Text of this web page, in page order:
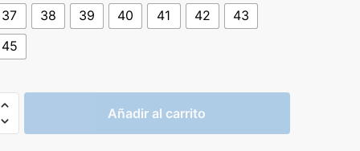
era:
290,90€.
es:
37 38 39 40 41 42
43
45
Añadir al carrito